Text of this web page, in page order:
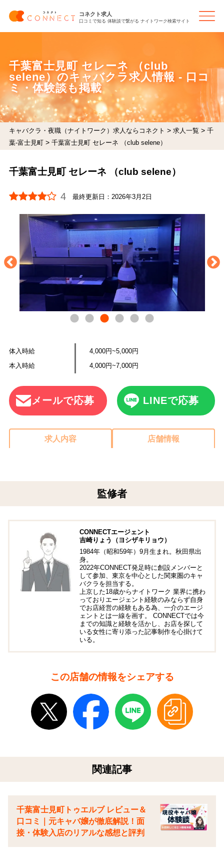
コネクト求人
口コミで知る 体験談で繋がる ナイトワーク検索サイト
千葉富士見町 セレーネ （club
selene）のキャバクラ求人情報 - 口コ
ミ・体験談も掲載
キャバクラ・夜職（ナイトワーク）求人ならコネクト > 求人一覧 > 千
葉-富士見町> 千葉富士見町 セレーネ （club selene）
千葉富士見町 セレーネ （club selene）
4 最終更新日：2026年3月2日
体入時給
4,000円~5,000円
本入時給
4,000円~7,000円
メールで応募 LINEで応募
求人内容 店舗情報
監修者
CONNECTエージェント
吉崎りょう（ヨシザキリョウ）
1984年（昭和59年）9月生まれ。秋田県出
身。
2022年CONNECT発足時に創設メンバーと
して参加、東京を中心とした関東圏のキャ
バクラを担当する。
上京した18歳からナイトワーク 業界に携わ
っておりエージェント経験のみならず自身
でお店経営の経験もある為、一介のエージ
ェントとは一線を画す。 CONNECTでは今
までの知識と経験を活かし、お店を探して
いる女性に寄り添った記事制作を心掛けて
いる。
この店舗の情報をシェアする
関連記事
千葉富士見町トゥエルブ レビュー＆
口コミ｜元キャバ嬢が徹底解説！面
接・体験入店のリアルな感想と評判